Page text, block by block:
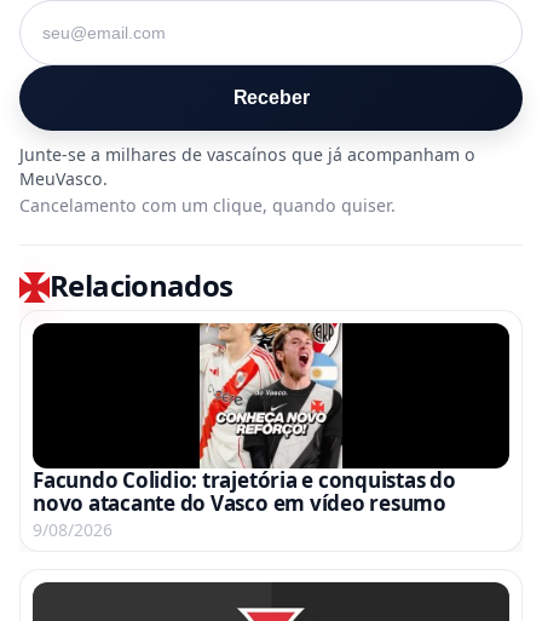
Seu e-mail
Receber
Cancelamento com um clique, quando quiser.
Relacionados
Facundo Colidio: trajetória e conquistas do
novo atacante do Vasco em vídeo resumo
9/08/2026